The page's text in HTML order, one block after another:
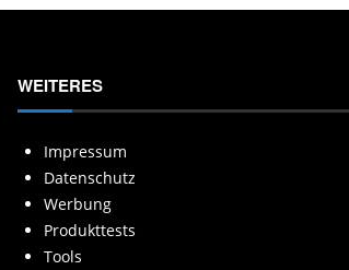
WEITERES
Impressum
Datenschutz
Werbung
Produkttests
Tools